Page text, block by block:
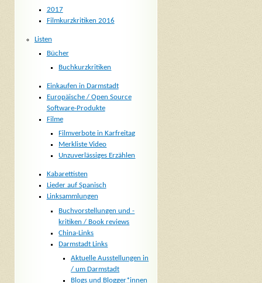
2017
Filmkurzkritiken 2016
Listen
Bücher
Buchkurzkritiken
Einkaufen in Darmstadt
Europäische / Open Source
Software-Produkte
Filme
Filmverbote in Karfreitag
Merkliste Video
Unzuverlässiges Erzählen
Kabarettisten
Lieder auf Spanisch
Linksammlungen
Buchvorstellungen und -
kritiken / Book reviews
China-Links
Darmstadt Links
Aktuelle Ausstellungen in
/ um Darmstadt
Blogs und Blogger*innen